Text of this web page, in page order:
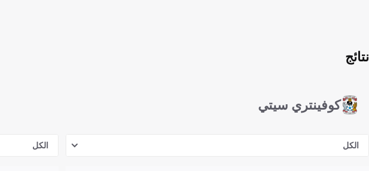
كوفينتري سيتي
نتائج
الكل الكل